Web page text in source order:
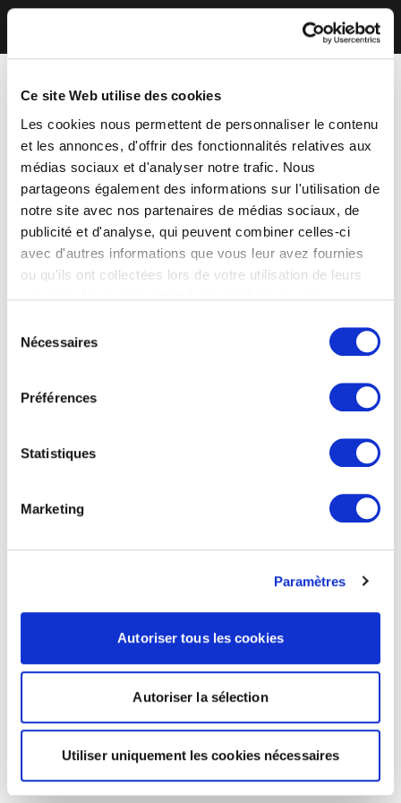
Ce site Web utilise des cookies
Les cookies nous permettent de personnaliser le contenu
et les annonces, d'offrir des fonctionnalités relatives aux
médias sociaux et d'analyser notre trafic. Nous
partageons également des informations sur l'utilisation de
notre site avec nos partenaires de médias sociaux, de
publicité et d'analyse, qui peuvent combiner celles-ci
avec d'autres informations que vous leur avez fournies
ou qu'ils ont collectées lors de votre utilisation de leurs
Nécessaires
Préférences
Statistiques
Marketing
Paramètres
Autoriser tous les cookies
Autoriser la sélection
Utiliser uniquement les cookies nécessaires